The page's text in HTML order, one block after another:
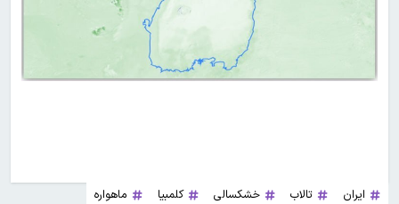
ایران تالاب خشکسالی کلمبیا ماهواره